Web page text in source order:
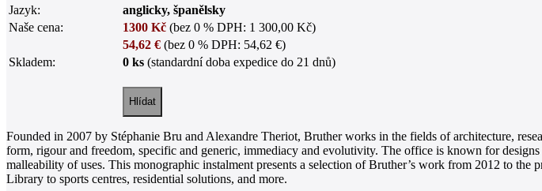
Jazyk:
anglicky, španělsky
Naše cena:
1300 Kč (bez 0 % DPH: 1 300,00 Kč)
54,62 € (bez 0 % DPH: 54,62 €)
Skladem:
0 ks (standardní doba expedice do 21 dnů)
Founded in 2007 by Stéphanie Bru and Alexandre Theriot, Bruther works in the fields of architecture,
form, rigour and freedom, specific and generic, immediacy and evolutivity. The office is known for
malleability of uses. This monographic instalment presents a selection of Bruther’s work from 2012 to
Library to sports centres, residential solutions, and more.